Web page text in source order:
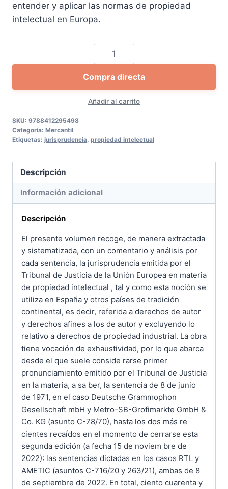
entender y aplicar las normas de propiedad
intelectual en Europa.
Jurisprudencia
del
Tribunal
de
Justicia
Unión
Europea
de
cantidad
Añadir al carrito
Compra directa
SKU: 9788412295498
Categoría: Mercantil
Etiquetas: jurisprudencia, propiedad intelectual
Descripción
Información adicional
Descripción
El presente volumen recoge, de manera extractada
y sistematizada, con un comentario y análisis por
cada sentencia, la jurisprudencia emitida por el
Tribunal de Justicia de la Unión Europea en materia
de propiedad intelectual , tal y como esta noción se
utiliza en España y otros países de tradición
continental, es decir, referida a derechos de autor
y derechos afines a los de autor y excluyendo lo
relativo a derechos de propiedad industrial. La obra
tiene vocación de exhaustividad, por lo que abarca
desde el que suele conside rarse primer
pronunciamiento emitido por el Tribunal de Justicia
en la materia, a sa ber, la sentencia de 8 de junio
de 1971, en el caso Deutsche Grammophon
Gesellschaft mbH y Metro-SB-Grofimarkte GmbH &
Co. KG (asunto C-78/70), hasta los dos más re
cientes recaídos en el momento de cerrarse esta
segunda edición (a fecha 15 de noviem bre de
2022): las sentencias dictadas en los casos RTL y
AMETIC (asuntos C-716/20 y 263/21), ambas de 8
de septiembre de 2022. En total, ciento cuarenta y